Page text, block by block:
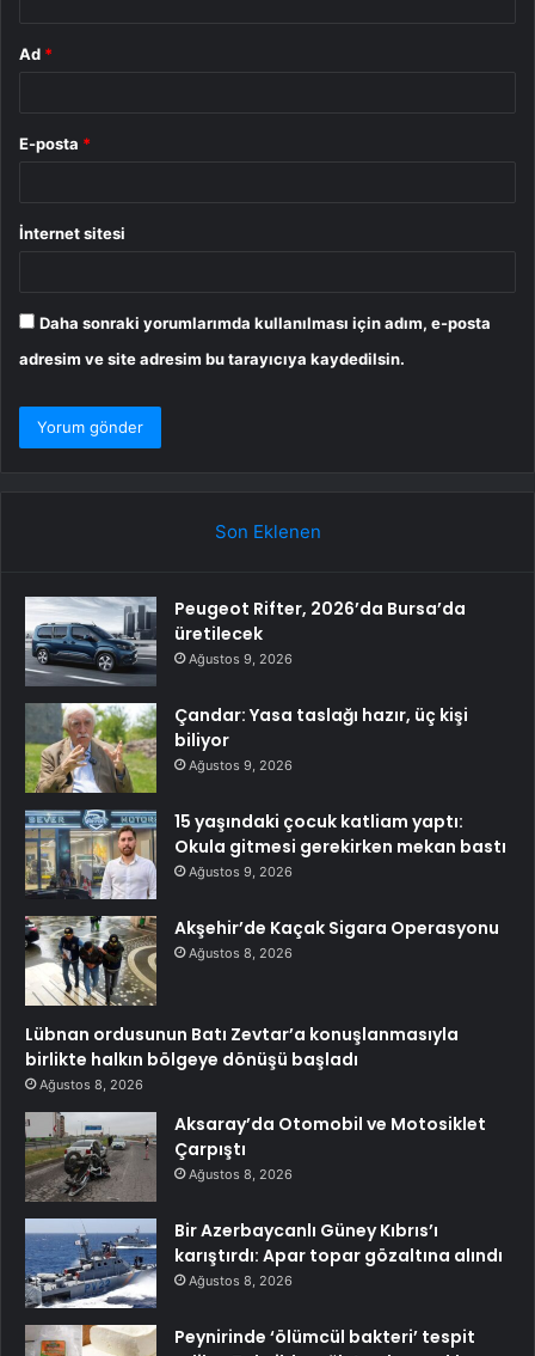
Ad *
E-posta *
İnternet sitesi
Daha sonraki yorumlarımda kullanılması için adım, e-posta
adresim ve site adresim bu tarayıcıya kaydedilsin.
Son Eklenen
Peugeot Rifter, 2026’da Bursa’da
üretilecek
Ağustos 9, 2026
Çandar: Yasa taslağı hazır, üç kişi
biliyor
Ağustos 9, 2026
15 yaşındaki çocuk katliam yaptı:
Okula gitmesi gerekirken mekan bastı
Ağustos 9, 2026
Akşehir’de Kaçak Sigara Operasyonu
Ağustos 8, 2026
Lübnan ordusunun Batı Zevtar’a konuşlanmasıyla
birlikte halkın bölgeye dönüşü başladı
Ağustos 8, 2026
Aksaray’da Otomobil ve Motosiklet
Çarpıştı
Ağustos 8, 2026
Bir Azerbaycanlı Güney Kıbrıs’ı
karıştırdı: Apar topar gözaltına alındı
Ağustos 8, 2026
Peynirinde ‘ölümcül bakteri’ tespit